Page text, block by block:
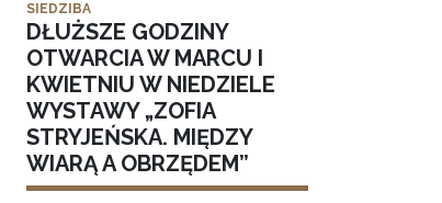
SIEDZIBA
DŁUŻSZE GODZINY
OTWARCIA W MARCU I
KWIETNIU W NIEDZIELE
WYSTAWY „ZOFIA
STRYJEŃSKA. MIĘDZY
WIARĄ A OBRZĘDEM”